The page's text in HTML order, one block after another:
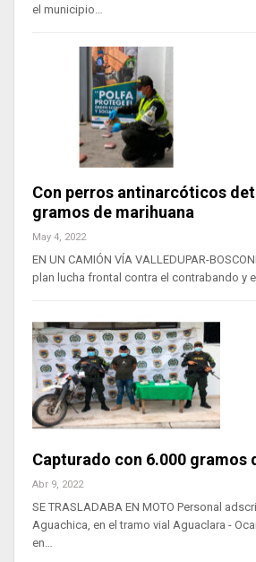
el municipio…
Con perros antinarcóticos
gramos de marihuana
May 4, 2022
EN UN CAMIÓN VÍA VALLEDUPAR-
plan lucha frontal contra el contrabando y
Capturado con 6.000 gramos
Abr 9, 2022
SE TRASLADABA EN MOTO Personal
Aguachica, en el tramo vial Aguaclara -
en…